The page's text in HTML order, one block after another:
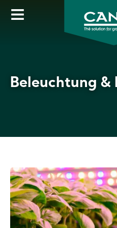
Direkt
Beleuchtung &
Beleuchtung
&
Belüftung